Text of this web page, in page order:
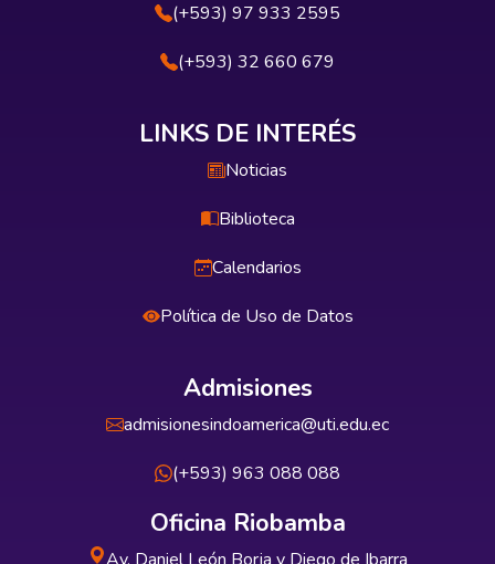
(+593) 97 933 2595
(+593) 32 660 679
LINKS DE INTERÉS
Noticias
Biblioteca
Calendarios
Política de Uso de Datos
Admisiones
admisionesindoamerica@uti.edu.ec
(+593) 963 088 088
Oficina Riobamba